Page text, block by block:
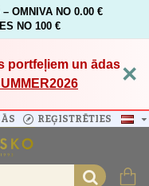
OMNIVA NO 0.00 €
NO 100 €
portfeļiem un ādas ×
REĢISTRĒTIES